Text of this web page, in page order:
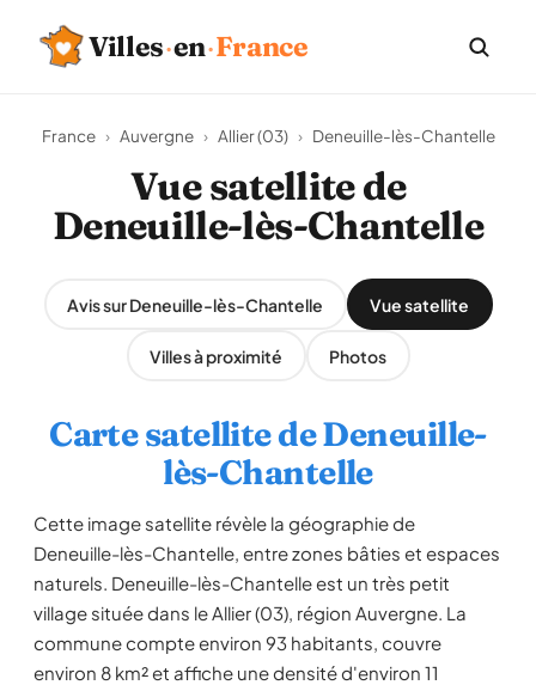
Villes·en·France
France › Auvergne › Allier (03) › Deneuille-lès-Chantelle
Vue satellite de
Deneuille-lès-Chantelle
Avis sur Deneuille-lès-Chantelle Vue satellite
Villes à proximité Photos
Carte satellite de Deneuille-
lès-Chantelle
Cette image satellite révèle la géographie de
Deneuille-lès-Chantelle, entre zones bâties et espaces
naturels. Deneuille-lès-Chantelle est un très petit
village située dans le Allier (03), région Auvergne. La
commune compte environ 93 habitants, couvre
environ 8 km² et affiche une densité d'environ 11